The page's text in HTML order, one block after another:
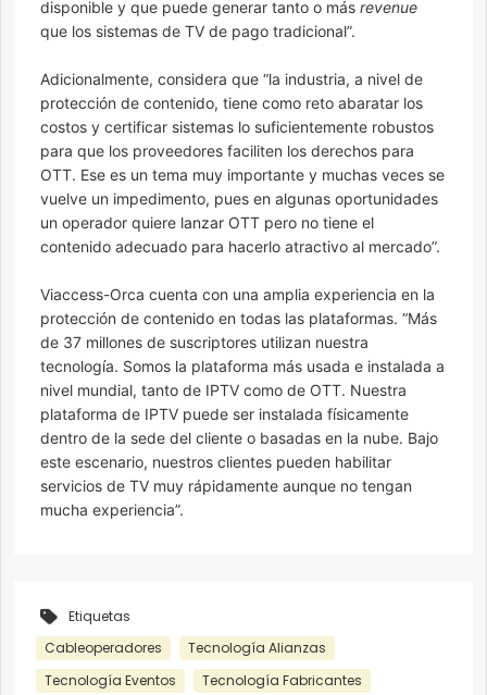
disponible y que puede generar tanto o más revenue
que los sistemas de TV de pago tradicional”.
Adicionalmente, considera que “la industria, a nivel de
protección de contenido, tiene como reto abaratar los
costos y certificar sistemas lo suficientemente robustos
para que los proveedores faciliten los derechos para
OTT. Ese es un tema muy importante y muchas veces se
vuelve un impedimento, pues en algunas oportunidades
un operador quiere lanzar OTT pero no tiene el
contenido adecuado para hacerlo atractivo al mercado”.
Viaccess-Orca cuenta con una amplia experiencia en la
protección de contenido en todas las plataformas. “Más
de 37 millones de suscriptores utilizan nuestra
tecnología. Somos la plataforma más usada e instalada a
nivel mundial, tanto de IPTV como de OTT. Nuestra
plataforma de IPTV puede ser instalada físicamente
dentro de la sede del cliente o basadas en la nube. Bajo
este escenario, nuestros clientes pueden habilitar
servicios de TV muy rápidamente aunque no tengan
mucha experiencia”.
Etiquetas
Cableoperadores
Tecnología Alianzas
Tecnología Eventos
Tecnología Fabricantes